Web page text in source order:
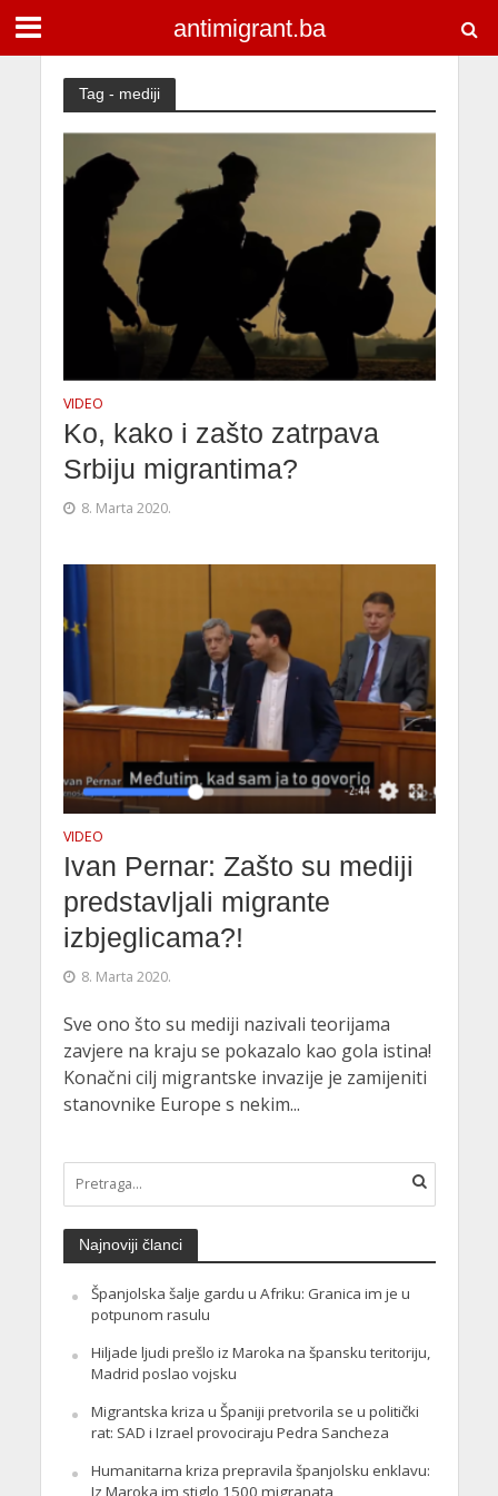
antimigrant.ba
Tag - mediji
VIDEO
Ko, kako i zašto zatrpava
Srbiju migrantima?
8. Marta 2020.
VIDEO
Ivan Pernar: Zašto su mediji
predstavljali migrante
izbjeglicama?!
8. Marta 2020.
Sve ono što su mediji nazivali teorijama
zavjere na kraju se pokazalo kao gola istina!
Konačni cilj migrantske invazije je zamijeniti
stanovnike Europe s nekim...
Najnoviji članci
Španjolska šalje gardu u Afriku: Granica im je u
potpunom rasulu
Hiljade ljudi prešlo iz Maroka na špansku teritoriju,
Madrid poslao vojsku
Migrantska kriza u Španiji pretvorila se u politički
rat: SAD i Izrael provociraju Pedra Sancheza
Humanitarna kriza prepravila španjolsku enklavu:
Iz Maroka im stiglo 1500 migranata